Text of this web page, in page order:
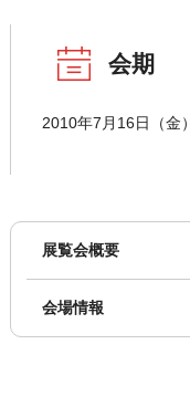
会期
2010年7月16日（金
展覧会概要
会場情報